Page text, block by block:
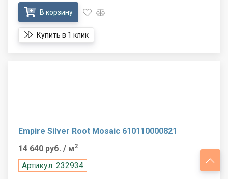
В корзину
Купить в 1 клик
Empire Silver Root Mosaic 610110000821
14 640 руб. / м2
Артикул: 232934